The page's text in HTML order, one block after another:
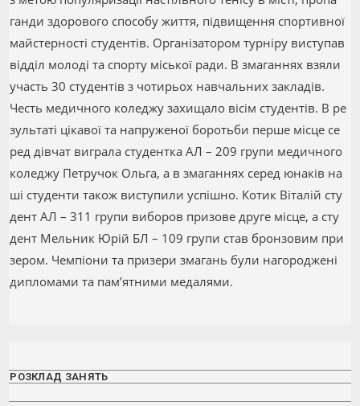
ганди здорового способу життя, підвищення спортивної
майстерності студентів. Організатором турніру виступав
відділ молоді та спорту міської ради. В змаганнях взяли
участь 30 студентів з чотирьох навчальних закладів.
Честь медичного коледжу захищало вісім студентів. В ре
зультаті цікавої та напруженої боротьби перше місце се
ред дівчат виграла студентка АЛ – 209 групи медичного
коледжу Петручок Ольга, а в змаганнях серед юнаків на
ші студенти також виступили успішно. Котик Віталій сту
дент АЛ – 311 групи виборов призове друге місце, а сту
дент Мельник Юрій БЛ – 109 групи став бронзовим при
зером. Чемпіони та призери змагань були нагороджені
дипломами та пам’ятними медалями.
РОЗКЛАД ЗАНЯТЬВідкриється
в
новій